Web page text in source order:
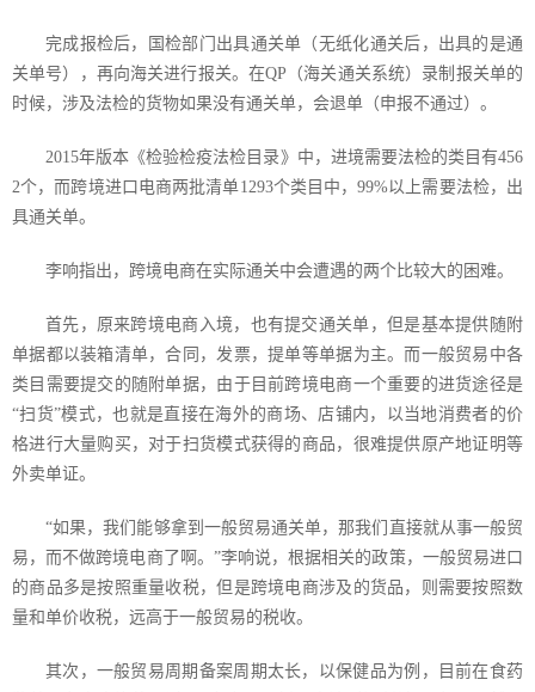
完成报检后，国检部门出具通关单（无纸化通关后，出具的是通
关单号），再向海关进行报关。在QP （海关通关系统）录制报关单的
时候，涉及法检的货物如果没有通关单，会退单（申报不通过）。
2015年版本《检验检疫法检目录》中，进境需要法检的类目有456
2个，而跨境进口电商两批清单1293个类目中，99%以上需要法检，出
具通关单。
李响指出，跨境电商在实际通关中会遭遇的两个比较大的困难。
首先，原来跨境电商入境，也有提交通关单，但是基本提供随附
单据都以装箱清单，合同，发票，提单等单据为主。而一般贸易中各
类目需要提交的随附单据，由于目前跨境电商一个重要的进货途径是
“扫货”模式，也就是直接在海外的商场、店铺内，以当地消费者的价
格进行大量购买，对于扫货模式获得的商品，很难提供原产地证明等
外卖单证。
“如果，我们能够拿到一般贸易通关单，那我们直接就从事一般贸
易，而不做跨境电商了啊。”李响说，根据相关的政策，一般贸易进口
的商品多是按照重量收税，但是跨境电商涉及的货品，则需要按照数
量和单价收税，远高于一般贸易的税收。
其次，一般贸易周期备案周期太长，以保健品为例，目前在食药